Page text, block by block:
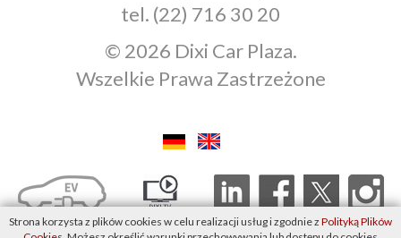
tel. (22) 716 30 20
© 2026 Dixi Car Plaza.
Wszelkie Prawa Zastrzeżone
Strona korzysta z plików cookies w celu realizacji usług i zgodnie z Polityką Plików